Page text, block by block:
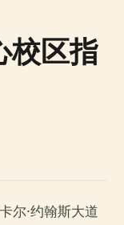
校区指
尔·约翰斯大道